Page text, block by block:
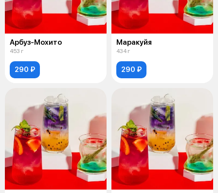
Арбуз-Мохито
453 г
290 ₽
Маракуйя
434 г
290 ₽